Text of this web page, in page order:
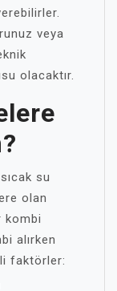
veya
olacaktır.
su
olan
kombi
alırken
faktörler: